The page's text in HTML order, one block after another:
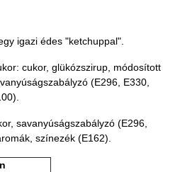
igazi édes "ketchuppal".
cukor, glükózszirup, módosított
(E296, E330,
savanyúságszabályzó (E296,
színezék (E162).